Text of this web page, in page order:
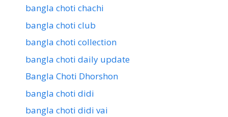
bangla choti chachi
bangla choti club
bangla choti collection
bangla choti daily update
Bangla Choti Dhorshon
bangla choti didi
bangla choti didi vai